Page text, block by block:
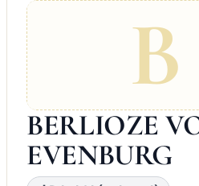
B
BERLIOZE
EVENBURG